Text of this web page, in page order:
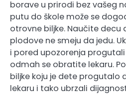
borave u prirodi bez vašeg
putu do škole može se
otrovne biljke. Naučite decu
plodove ne smeju da jedu.
i pored upozorenja
odmah se obratite lekaru.
biljke koju je dete progutalo
lekaru i tako ubrzali